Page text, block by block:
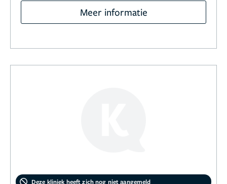
Meer informatie
Deze kliniek heeft zich nog niet aangemeld